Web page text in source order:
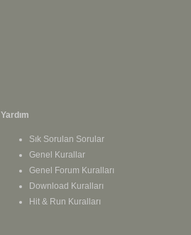
Yardım
Sık Sorulan Sorular
Genel Kurallar
Genel Forum Kuralları
Download Kuralları
Hit & Run Kuralları